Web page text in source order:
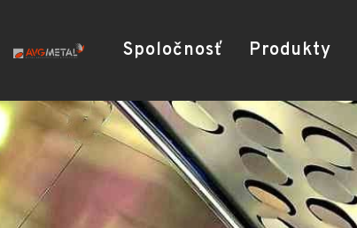
Spoločnosť Produkty